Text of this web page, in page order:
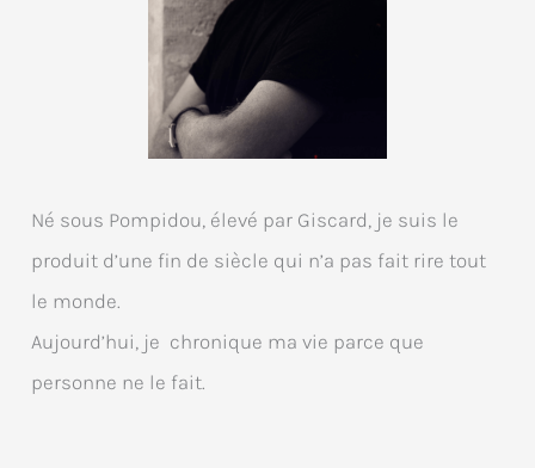
Né sous Pompidou, élevé par Giscard, je suis le
produit d’une fin de siècle qui n’a pas fait rire tout
le monde.
Aujourd’hui, je chronique ma vie parce que
personne ne le fait.